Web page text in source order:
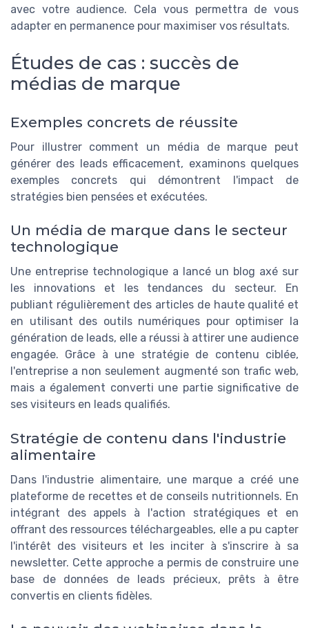
avec votre audience. Cela vous permettra de vous
adapter en permanence pour maximiser vos résultats.
Études de cas : succès de
médias de marque
Exemples concrets de réussite
Pour illustrer comment un média de marque peut
générer des leads efficacement, examinons quelques
exemples concrets qui démontrent l'impact de
stratégies bien pensées et exécutées.
Un média de marque dans le secteur
technologique
Une entreprise technologique a lancé un blog axé sur
les innovations et les tendances du secteur. En
publiant régulièrement des articles de haute qualité et
en utilisant des outils numériques pour optimiser la
génération de leads, elle a réussi à attirer une audience
engagée. Grâce à une stratégie de contenu ciblée,
l'entreprise a non seulement augmenté son trafic web,
mais a également converti une partie significative de
ses visiteurs en leads qualifiés.
Stratégie de contenu dans l'industrie
alimentaire
Dans l'industrie alimentaire, une marque a créé une
plateforme de recettes et de conseils nutritionnels. En
intégrant des appels à l'action stratégiques et en
offrant des ressources téléchargeables, elle a pu capter
l'intérêt des visiteurs et les inciter à s'inscrire à sa
newsletter. Cette approche a permis de construire une
base de données de leads précieux, prêts à être
convertis en clients fidèles.